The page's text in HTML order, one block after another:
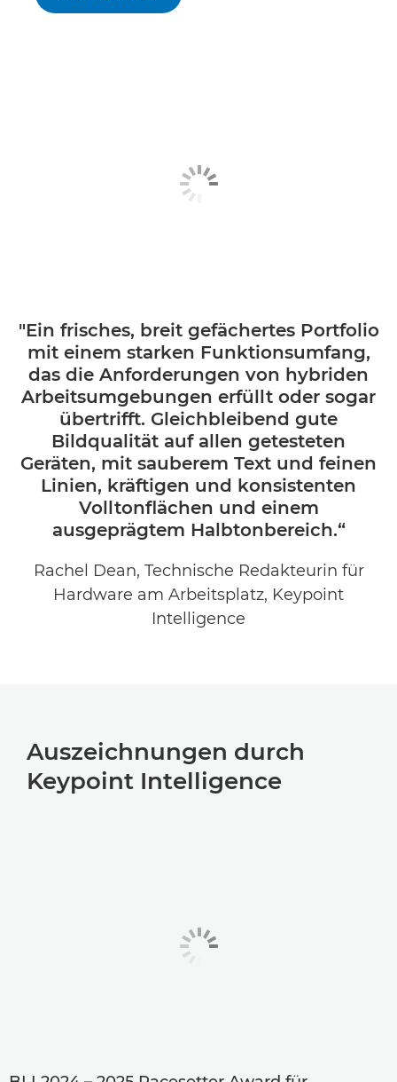
"Ein frisches, breit gefächertes Portfolio
mit einem starken Funktionsumfang,
das die Anforderungen von hybriden
Arbeitsumgebungen erfüllt oder sogar
übertrifft. Gleichbleibend gute
Bildqualität auf allen getesteten
Geräten, mit sauberem Text und feinen
Linien, kräftigen und konsistenten
Volltonflächen und einem
ausgeprägtem Halbtonbereich.“
Rachel Dean, Technische Redakteurin für
Hardware am Arbeitsplatz, Keypoint
Intelligence
Auszeichnungen durch
Keypoint Intelligence